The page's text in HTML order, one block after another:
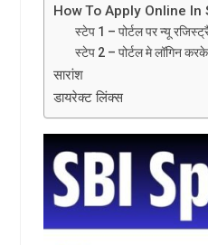
How To Apply Online
स्टेप 1 – पोर्टल पर न्यू
स्टेप 2 – पोर्टल मे लॉगिन
सारांश
डायरेक्ट लिंक्स